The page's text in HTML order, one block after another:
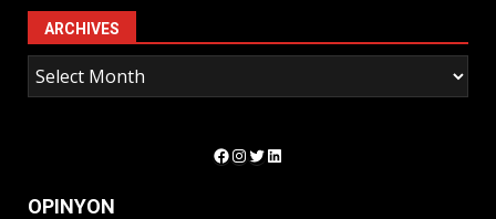
ARCHIVES
Facebook
Instagram
Twitter
LinkedIn
OPINYON